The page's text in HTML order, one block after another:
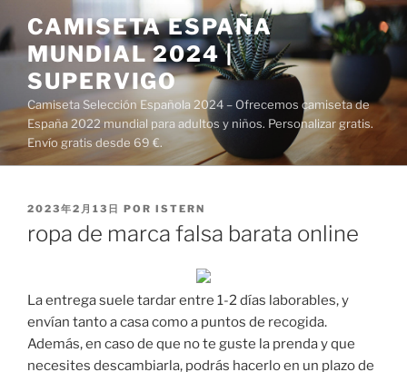
al
contenido
CAMISETA ESPAÑA
MUNDIAL 2024 |
SUPERVIGO
Camiseta Selección Española 2024 – Ofrecemos camiseta de
España 2022 mundial para adultos y niños. Personalizar gratis.
Envío gratis desde 69 €.
PUBLICADO
2023年2月13日 POR ISTERN
ropa de marca falsa barata online
La entrega suele tardar entre 1-2 días laborables, y
envían tanto a casa como a puntos de recogida.
Además, en caso de que no te guste la prenda y que
necesites descambiarla, podrás hacerlo en un plazo de